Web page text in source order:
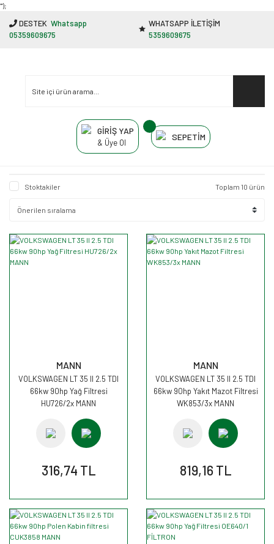
"');
DESTEK Whatsapp
05359609675
WHATSAPP İLETİŞİM
5359609675
GİRİŞ YAP
& Üye Ol
SEPETİM
Stoktakiler Toplam 10 ürün
MANN
VOLKSWAGEN LT 35 II 2.5 TDI
66kw 90hp Yağ Filtresi
HU726/2x MANN
316,74 TL
MANN
VOLKSWAGEN LT 35 II 2.5 TDI
66kw 90hp Yakıt Mazot Filtresi
WK853/3x MANN
819,16 TL